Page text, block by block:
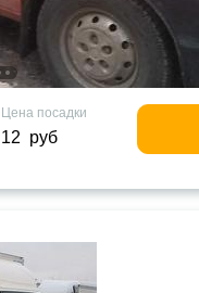
Цена посадки
12 руб